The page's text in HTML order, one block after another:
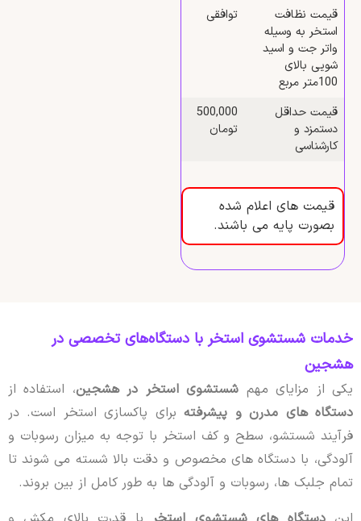
قیمت نظافت
استخر به وسیله
واتر جت و اسید
شویی بالای
100متر مربع
توافقی
قیمت حداقل
دستمزد و
کارشناسی
500,000
تومان
قیمت های اعلام شده
بصورت پایه می باشند.
خدمات شستشوی استخر با دستگاه‌های تخصصی در
هشجین
یکی از مزایای مهم شستشوی استخر در هشجین، استفاده از
دستگاه های مدرن و پیشرفتهبرای پاکسازی استخر است. در
فرآیند شستشو، سطح و کف استخر با توجه به میزان رسوبات و
آلودگی، با دستگاه های مخصوص و دقت بالا شسته می شوند تا
تمام جلبک ها، رسوبات و آلودگی ها به طور کامل از بین بروند.